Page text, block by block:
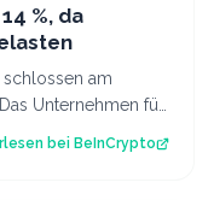
%, da
schlossen am
Unternehmen für
bei BeInCrypto